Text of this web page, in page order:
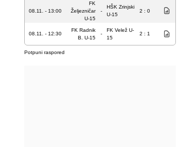
08.11. - 13:00
FK
Željezničar
U-15
-
HŠK Zrinjski
U-15
2 : 0
08.11. - 12:30
FK Radnik
B. U-15
-
FK Velež U-
15
2 : 1
Potpuni raspored